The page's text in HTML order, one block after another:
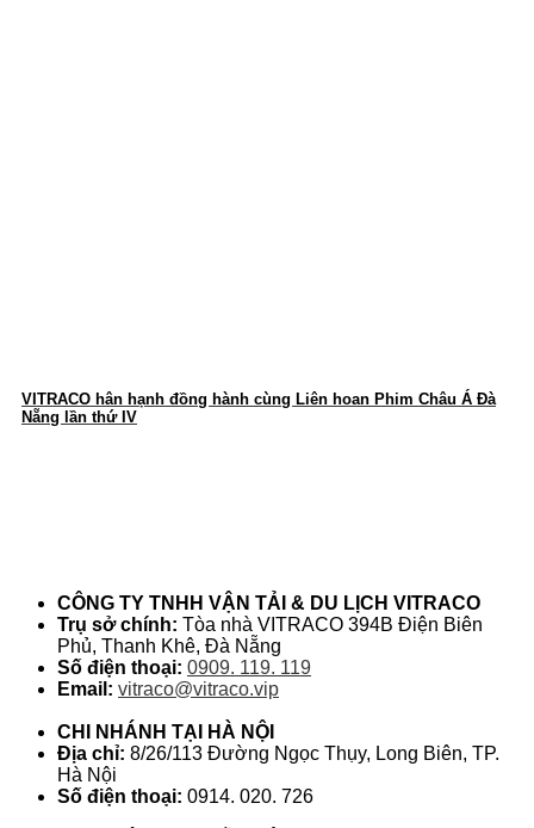
VITRACO hân hạnh đồng hành cùng Liên hoan Phim Châu Á Đà
Nẵng lần thứ IV
CÔNG TY TNHH VẬN TẢI & DU LỊCH VITRACO
Trụ sở chính: Tòa nhà VITRACO 394B Điện Biên
Phủ, Thanh Khê, Đà Nẵng
Số điện thoại: 0909. 119. 119
Email: vitraco@vitraco.vip
CHI NHÁNH TẠI HÀ NỘI
Địa chỉ: 8/26/113 Đường Ngọc Thụy, Long Biên, TP.
Hà Nội
Số điện thoại: 0914. 020. 726